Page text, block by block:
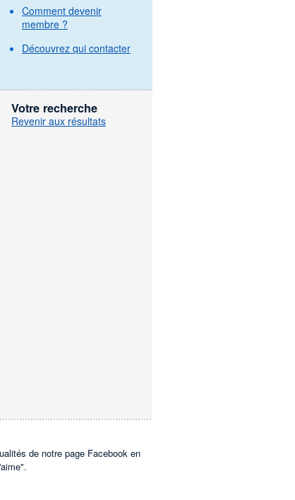
Comment devenir
membre ?
Découvrez qui contacter
Votre recherche
Revenir aux résultats
de notre page Facebook en